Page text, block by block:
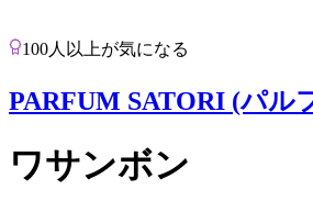
100人以上が気になる
PARFUM SATORI (パル
ワサンボン